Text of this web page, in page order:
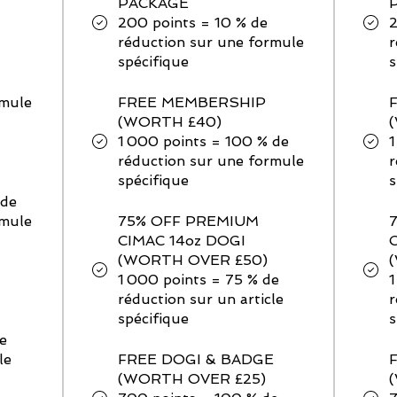
200 points = 10 % de
réduction sur une formule
spécifique
FREE MEMBERSHIP
(WORTH £40)
1 000 points = 100 % de
réduction sur une formule
spécifique
75% OFF PREMIUM
CIMAC 14oz DOGI
(WORTH OVER £50)
1 000 points = 75 % de
réduction sur un article
spécifique
FREE DOGI & BADGE
(WORTH OVER £25)